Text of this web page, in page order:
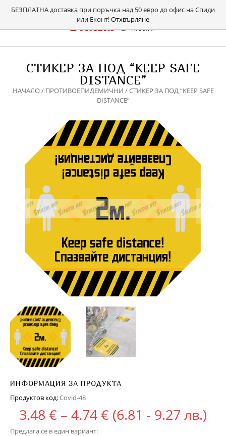
БЕЗПЛАТНА доставка при поръчка над 50 евро до офис на Спиди
или Еконт!Отхвърляне
СТИКЕР ЗА ПОД “KEEP SAFE
DISTANCE”
НАЧАЛО/ ПРОТИВОЕПИДЕМИЧНИ / СТИКЕР ЗА ПОД “KEEP SAFE
DISTANCE”
ИНФОРМАЦИЯ ЗА ПРОДУКТА
Продуктов код:Covid-48
3.48 € – 4.74€ Price range: 3.48
(6.81 - 9.27 лв.)
Предлага се в един вариант: